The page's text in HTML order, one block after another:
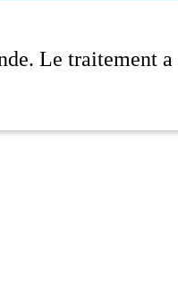
Le traitement